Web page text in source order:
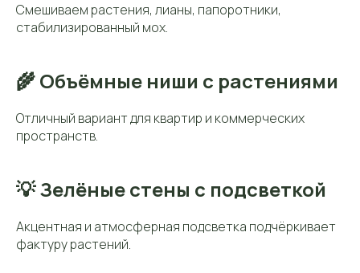
Смешиваем растения, лианы, папоротники,
стабилизированный мох.
🌾 Объёмные ниши с растениями
Отличный вариант для квартир и коммерческих
пространств.
💡 Зелёные стены с подсветкой
Акцентная и атмосферная подсветка подчёркивает
фактуру растений.